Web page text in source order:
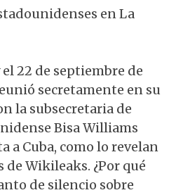
en La
el 22 de septiembre de
secretamente en su
la subsecretaria de
Bisa Williams
a Cuba, como lo revelan
Wikileaks. ¿Por qué
de silencio sobre